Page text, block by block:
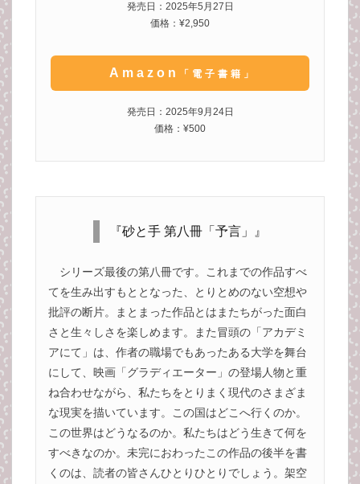
発売日：2025年5月27日
価格：¥2,950
Amazon 「電子書籍」
発売日：2025年9月24日
価格：¥500
『砂と手 第八冊「予言」』
シリーズ最後の第八冊です。これまでの作品すべ
てを生み出すもととなった、とりとめのない空想や
批評の断片。まとまった作品とはまたちがった面白
さと生々しさを楽しめます。また冒頭の「アカデミ
アにて」は、作者の職場でもあったある大学を舞台
にして、映画「グラディエーター」の登場人物と重
ね合わせながら、私たちをとりまく現代のさまざま
な現実を描いています。この国はどこへ行くのか。
この世界はどうなるのか。私たちはどう生きて何を
すべきなのか。未完におわったこの作品の後半を書
くのは、読者の皆さんひとりひとりでしょう。架空